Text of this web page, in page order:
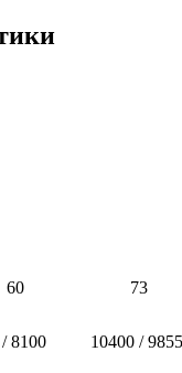
73
8100 10400 / 9855